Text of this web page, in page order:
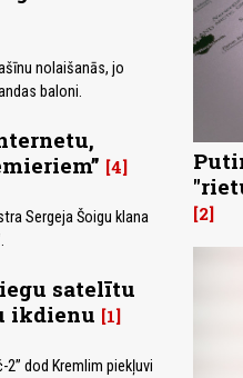
nolaišanās, jo
baloni.
4
Sergeja Šoigu klana
satelītu
ikdienu 1
dod Kremlim piekļuvi
2